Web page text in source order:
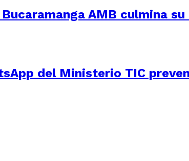
AMB culmina
del Ministerio TIC